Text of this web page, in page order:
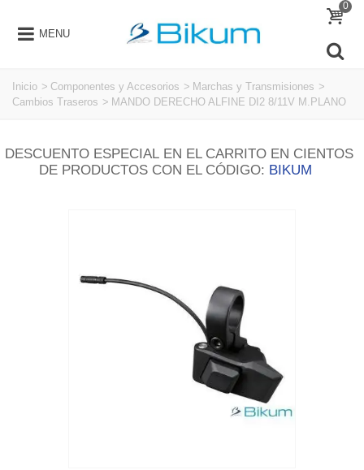
MENU
0
Inicio > Componentes y Accesorios > Marchas y Transmisiones >
Cambios Traseros > MANDO DERECHO ALFINE DI2 8/11V M.PLANO
DESCUENTO ESPECIAL EN EL CARRITO EN CIENTOS
DE PRODUCTOS CON EL CÓDIGO: BIKUM